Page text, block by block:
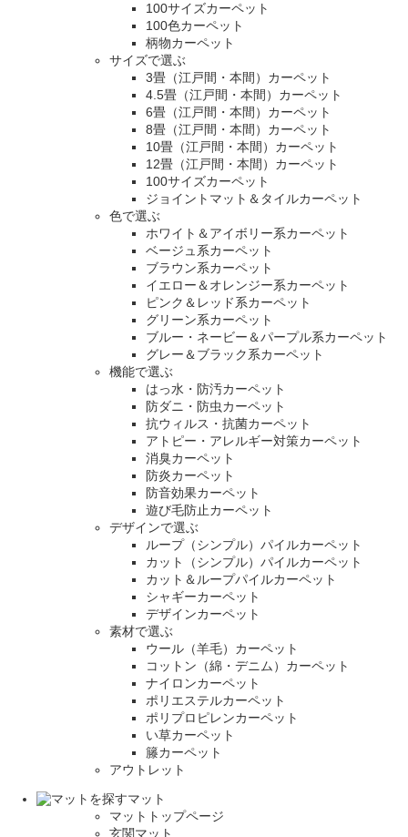
100サイズカーペット
100色カーペット
柄物カーペット
サイズで選ぶ
3畳（江戸間・本間）カーペット
4.5畳（江戸間・本間）カーペット
6畳（江戸間・本間）カーペット
8畳（江戸間・本間）カーペット
10畳（江戸間・本間）カーペット
12畳（江戸間・本間）カーペット
100サイズカーペット
ジョイントマット＆タイルカーペット
色で選ぶ
ホワイト＆アイボリー系カーペット
ベージュ系カーペット
ブラウン系カーペット
イエロー＆オレンジー系カーペット
ピンク＆レッド系カーペット
グリーン系カーペット
ブルー・ネービー＆パープル系カーペット
グレー＆ブラック系カーペット
機能で選ぶ
はっ水・防汚カーペット
防ダニ・防虫カーペット
抗ウィルス・抗菌カーペット
アトピー・アレルギー対策カーペット
消臭カーペット
防炎カーペット
防音効果カーペット
遊び毛防止カーペット
デザインで選ぶ
ループ（シンプル）パイルカーペット
カット（シンプル）パイルカーペット
カット＆ループパイルカーペット
シャギーカーペット
デザインカーペット
素材で選ぶ
ウール（羊毛）カーペット
コットン（綿・デニム）カーペット
ナイロンカーペット
ポリエステルカーペット
ポリプロピレンカーペット
い草カーペット
籐カーペット
アウトレット
マット
マットトップページ
玄関マット